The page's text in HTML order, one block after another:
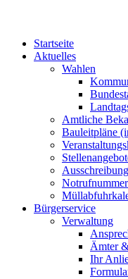
Startseite
Aktuelles
Wahlen
Amtliche
Bauleitpläne
Bürgerservice
Verwaltung
Ämter
Ihr